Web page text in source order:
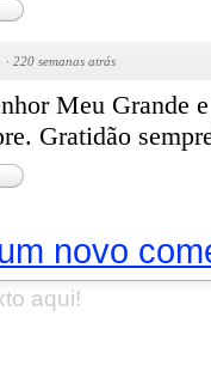
· 220 semanas atrás
Meu Grande
Gratidão
novo